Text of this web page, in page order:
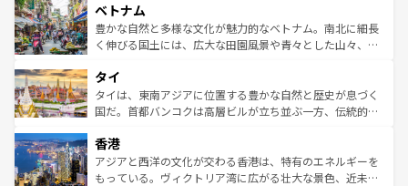
参照してほしい。
容にもいいと評判のスイーツなど、バラエティ豊かな料理
が味わえる。 なお、新着の台湾情報は コンテンツ一覧を参
照してほしい。
き、地方に足を延ばせば四季折々の自然美を楽しむことが
できる。そして、キムチや焼肉、絶品のストリートフード
まで、さまざまな韓国料理が待っている。夜には、韓国な
リティに包まれながら、韓国の多彩な魅力を心ゆくまで味
わってみてほしい。 なお、新着の韓国情報はコンテンツ一
覧を参照してほしい。
ベトナム
豊かな自然と多様な文化が魅力的なベトナム。南北に細長
く伸びる国土には、広大な田園風景や青々とした山々、世
急速な発展と共に伝統が息づく。ハノイの古い町並みやホ
ーチミン市のフランス統治時代の建物も、独特の雰囲気を
醸し出している。また、バラエティの豊かさとおいしさで
とつ。フォーやバインミー、ベトナムコーヒーなどは、ぜ
ひ現地で味わいたい。どの地域を訪れてもあたたかい人々
が旅行者を迎えてくれるので、きっと忘れられない旅にな
タイ
タイは、東南アジアに位置する豊かな自然と歴史が息づく
国だ。首都バンコクは高層ビルが立ち並ぶ一方、伝統的な
の活気が交差している。北部ではチェンマイなどの山岳地
帯で自然と触れ合い、南部ではプーケットやクラビの美し
いビーチでリゾート気分を楽しむことができる。タイ料理
香港
アジアと西洋の文化が交わる香港は、特有のエネルギーを
もっている。ヴィクトリア湾に広がる壮大な景色、近未来